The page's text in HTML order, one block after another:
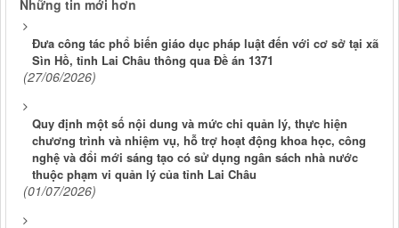
Những tin mới hơn
Đưa công tác phổ biến giáo dục pháp luật đến với cơ sở tại xã
Sìn Hồ, tỉnh Lai Châu thông qua Đề án 1371
(27/06/2026)
Quy định một số nội dung và mức chi quản lý, thực hiện
chương trình và nhiệm vụ, hỗ trợ hoạt động khoa học, công
nghệ và đổi mới sáng tạo có sử dụng ngân sách nhà nước
thuộc phạm vi quản lý của tỉnh Lai Châu
(01/07/2026)